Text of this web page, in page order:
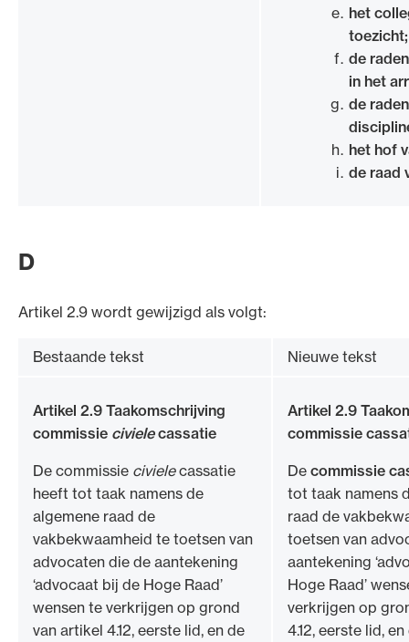
het
toezicht;
de
in het
de
het hof
de raad
D
Artikel 2.9 wordt gewijzigd als volgt:
Bestaande tekst Nieuwe tekst
Artikel 2.9 Taakomschrijving
commissie civielecassatie
De commissie civielecassatie
heeft tot taak namens de
algemene raad de
vakbekwaamheid te toetsen van
advocaten die de aantekening
‘advocaat bij de Hoge Raad’
wensen te verkrijgen op grond
van artikel 4.12, eerste lid, en de
Artikel 2.9
commissie
De commissie
tot taak namens
raad de
toetsen van
aantekening
Hoge Raad’
verkrijgen op
4.12, eerste lid, en